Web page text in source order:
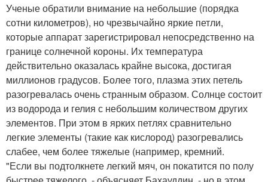
Ученые обратили внимание на небольшие (порядка
сотни километров), но чрезвычайно яркие петли,
которые аппарат зарегистрировал непосредственно на
границе солнечной короны. Их температура
действительно оказалась крайне высока, достигая
миллионов градусов. Более того, плазма этих петель
разогревалась очень странным образом. Солнце состоит
из водорода и гелия с небольшим количеством других
элементов. При этом в ярких петлях сравнительно
легкие элементы (такие как кислород) разогревались
слабее, чем более тяжелые (например, кремний.
"Если вы подтолкнете легкий мяч, он покатится по полу